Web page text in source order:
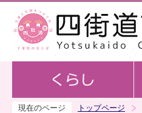
現在のページ トップページ